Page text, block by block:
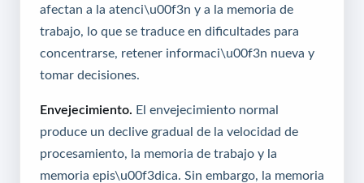
afectan a la atenci\u00f3n y a la memoria de
trabajo, lo que se traduce en dificultades para
concentrarse, retener informaci\u00f3n nueva y
tomar decisiones.
Envejecimiento. El envejecimiento normal
produce un declive gradual de la velocidad de
procesamiento, la memoria de trabajo y la
memoria epis\u00f3dica. Sin embargo, la memoria